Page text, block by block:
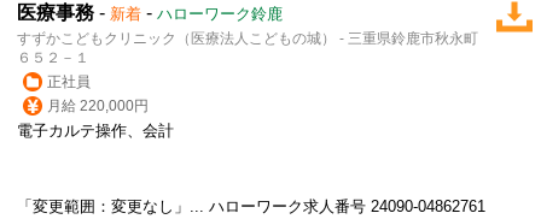
医療事務 - 新着 - ハローワーク鈴鹿
すずかこどもクリニック（医療法人こどもの城） - 三重県鈴鹿市秋永町
６５２－１
正社員
月給 220,000円
電子カルテ操作、会計
「変更範囲：変更なし」... ハローワーク求人番号 24090-04862761